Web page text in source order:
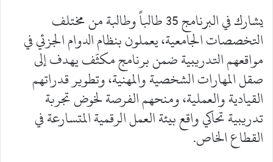
يشارك في البرنامج 35 طالباً وطالبة من مختلف
التخصصات الجامعية، يعملون بنظام الدوام الجزئي في
مواقعهم التدريبية ضمن برنامج مكثّف يهدف إلى
صقل المهارات الشخصية والمهنية، وتطوير قدراتهم
القيادية والعملية، ومنحهم الفرصة لخوض تجربة
تدريبية تحاكي واقع بيئة العمل الرقمية المتسارعة في
القطاع الخاص.